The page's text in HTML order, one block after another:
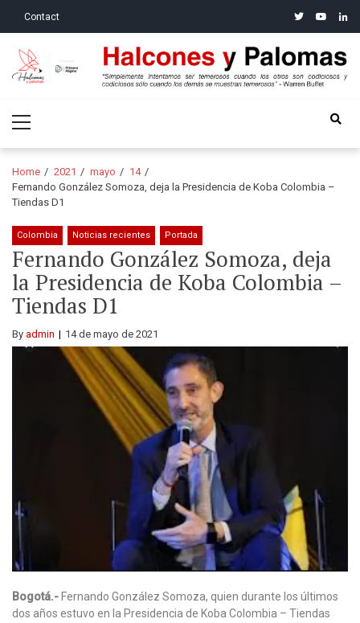
Contact twitteryoutube
Halcones y Palomas
Menu
Home 2021 mayo
14
Fernando González Somoza, deja la Presidencia de Koba Colombia –
Tiendas D1
Colombia Noticias recientes Portada
Fernando González Somoza, deja
la Presidencia de Koba Colombia –
Tiendas D1
By admin 14 de mayo de 2021
Bogotá.- Fernando González Somoza, quien durante los últimos
dos años estuvo en la Presidencia de Koba Colombia – Tiendas